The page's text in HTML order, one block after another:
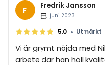
F Fredrik Jansson
juni 2023
5.0 • Utmärkt
Vi är grymt nöjda med
arbete där han höll